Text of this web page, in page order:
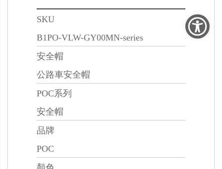
SKU
B1PO-VLW-GY00MN-series
安全帽
公路車安全帽
POC系列
安全帽
品牌
POC